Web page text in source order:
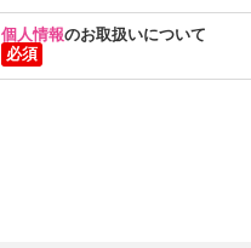
個人情報のお取扱いについて